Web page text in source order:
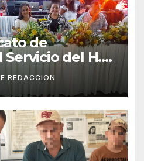
de
del H.
de LZC Día del
REDACCION